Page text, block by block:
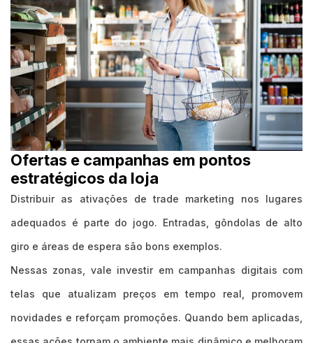
Ofertas e campanhas em pontos
estratégicos da loja
Distribuir as ativações de trade marketing nos lugares
adequados é parte do jogo. Entradas, gôndolas de alto
giro e áreas de espera são bons exemplos.
Nessas zonas, vale investir em campanhas digitais com
telas que atualizam preços em tempo real, promovem
novidades e reforçam promoções. Quando bem aplicadas,